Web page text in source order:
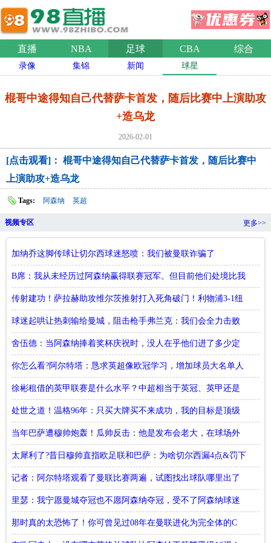
直播 NBA 足球 CBA 综合
录像 集锦 新闻 球星
棍哥中途得知自己代替萨卡首发，随后比赛中上演助攻
+造乌龙
2026-02-01
[点击观看]： 棍哥中途得知自己代替萨卡首发，随后比赛中
上演助攻+造乌龙
Tags: 阿森纳 英超
视频专区 更多>>
加纳乔这脚传球让切尔西球迷怒喷：我们被曼联诈骗了
B席：我从未经历过阿森纳赢得联赛冠军。但目前他们处境比我
们好
传射建功！萨拉赫助攻维尔茨推射打入死角破门！利物浦3-1纽
卡！
球迷起哄让热刺输给曼城，阻击枪手弗兰克：我们会全力击败
曼城
舍伍德：当阿森纳捧着奖杯庆祝时，没人在乎他们进了多少定
位球
你怎么看?阿尔特塔：恳求英超像欧冠学习，增加球员大名单人
数
徐彬租借的英甲联赛是什么水平？中超相当于英冠、英甲还是
英乙？
处世之道！温格96年：只买大牌买不来成功，我的目标是顶级
球员！
当年巴萨遭穆帅炮轰！瓜帅反击：他是发布会老大，在球场外
他赢了一整年
太犀利了?昔日穆帅直指欧足联和巴萨：为啥切尔西漏4点&罚下
莫塔&范佩西
记者：阿尔特塔观看了曼联比赛两遍，试图找出球队哪里出了
问题
里瑟：我宁愿曼城夺冠也不愿阿森纳夺冠，受不了阿森纳球迷
那时真的太恐怖了！你可曾见过08年在曼联进化为完全体的C